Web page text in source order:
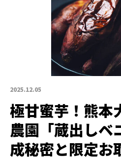
2025.12.05
極甘蜜芋！熊本
農園「蔵出しベ
成秘密と限定お